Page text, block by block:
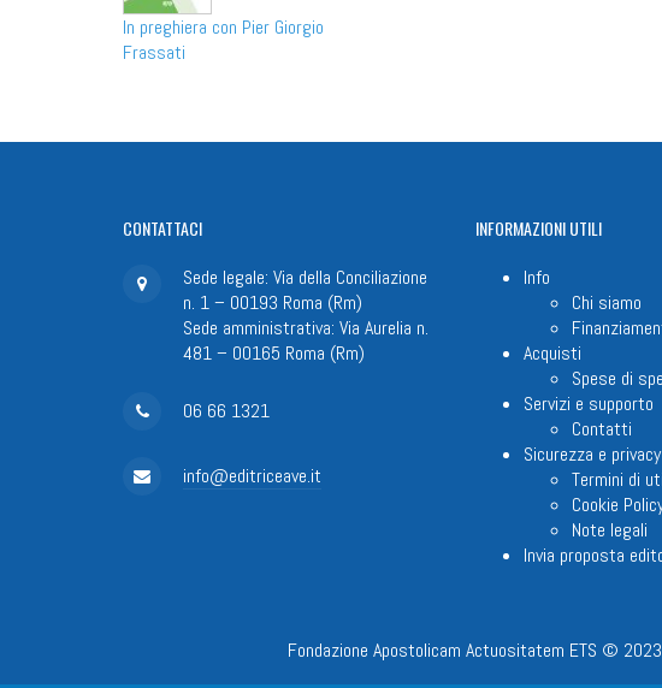
In preghiera con Pier Giorgio
Frassati
CONTATTACI
Sede legale: Via della Conciliazione
n. 1 – 00193 Roma (Rm)
Sede amministrativa: Via Aurelia n.
481 – 00165 Roma (Rm)
06 66 1321
info@editriceave.it
INFORMAZIONIUTILI
Info
Chi siamo
Acquisti
Spese di
Servizi e supporto
Contatti
Sicurezza e privacy
Termini di
Cookie
Note legali
Invia proposta
Fondazione Apostolicam Actuositatem ETS ©